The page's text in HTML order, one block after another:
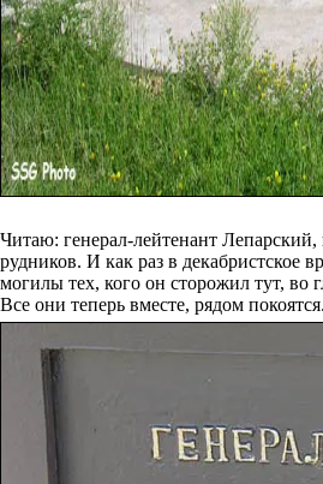
Читаю: генерал-лейтенант
рудников. И как раз в декабристское
могилы тех, кого он сторожил тут, во
Все они теперь вместе, рядом покоятся.